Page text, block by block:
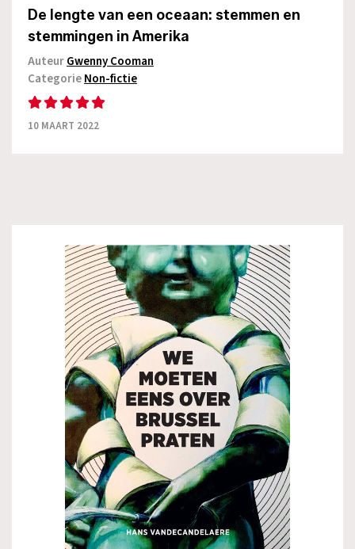
De lengte van een oceaan: stemmen en
stemmingen in Amerika
AuteurGwenny Cooman
CategorieNon-fictie
10 MAART 2022